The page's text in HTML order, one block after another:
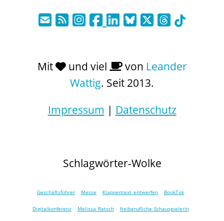
Mit und viel von Leander
Wattig. Seit 2013.
Impressum | Datenschutz
Schlagwörter-Wolke
Geschäftsführer Messe Klappentext entwerfen BookTok
Digitalkonferenz Melissa Ratsch freiberufliche Schauspielerin